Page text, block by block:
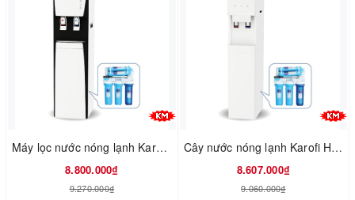
Máy lọc nước nóng lạnh Karofi HCV351-WH
8.800.000₫
9.270.000₫
Cây nước nóng lạnh Karofi HC300RO
8.607.000₫
9.060.000₫